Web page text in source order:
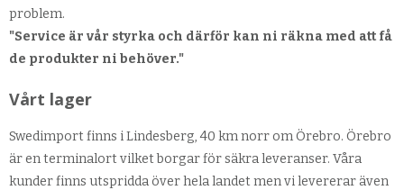
problem.
"Service är vår styrka och därför kan ni räkna med att få
de produkter ni behöver."
Vårt lager
Swedimport finns i Lindesberg, 40 km norr om Örebro. Örebro
är en terminalort vilket borgar för säkra leveranser. Våra
kunder finns utspridda över hela landet men vi levererar även